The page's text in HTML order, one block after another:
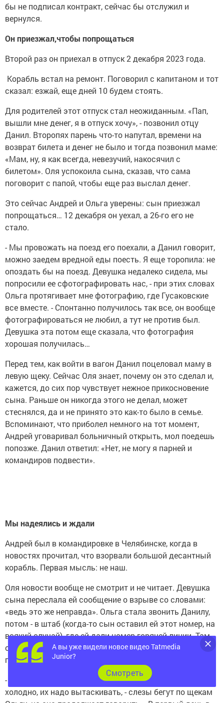
бы не подписал контракт, сейчас бы отслужил и
вернулся.
Он приезжал,чтобы попрощаться
Второй раз он приехал в отпуск 2 декабря 2023 года.
Корабль встал на ремонт. Поговорил с капитаном и тот
сказал: езжай, еще дней 10 будем стоять.
Для родителей этот отпуск стал неожиданным. «Пап,
вышли мне денег, я в отпуск хочу», - позвонил отцу
Данил. Второпях парень что-то напутал, времени на
возврат билета и денег не было и тогда позвонил маме:
«Мам, ну, я как всегда, невезучий, накосячил с
билетом». Оля успокоила сына, сказав, что сама
поговорит с папой, чтобы еще раз выслал денег.
Это сейчас Андрей и Ольга уверены: сын приезжал
попрощаться… 12 декабря он уехал, а 26-го его не
стало.
- Мы провожать на поезд его поехали, а Данил говорит,
можно заедем вредной еды поесть. Я еще торопила: не
опоздать бы на поезд. Девушка недалеко сидела, мы
попросили ее сфотографировать нас, - при этих словах
Ольга протягивает мне фотографию, где Гусаковские
все вместе. - Спонтанно получилось так все, он вообще
фотографироваться не любил, а тут не против был.
Девушка эта потом еще сказала, что фотография
хорошая получилась…
Перед тем, как войти в вагон Данил поцеловал маму в
левую щеку. Сейчас Оля знает, почему он это сделал и,
кажется, до сих пор чувствует нежное прикосновение
сына. Раньше он никогда этого не делал, может
стеснялся, да и не принято это как-то было в семье.
Вспоминают, что приболел немного на тот момент,
Андрей уговаривал больничный открыть, мол поедешь
попозже. Данил ответил: «Нет, не могу я парней и
командиров подвести».
Мы надеялись и ждали
Андрей был в командировке в Челябинске, когда в
новостях прочитал, что взорвали большой десантный
корабль. Первая мысль: не наш.
Оля новости вообще не смотрит и не читает. Девушка
сына переслала ей сообщение о взрыве со словами:
«ведь это же неправда». Ольга стала звонить Данилу,
потом - в штаб (когда-то сын оставил ей этот номер, на
всякий случай), где ей дали номер горячей линии. Там
ответили, что водолазы работают. Потом поиски
прекратились из-за шторма.
- В голове только одна мысль: они там в воде, им
холодно, их надо вытаскивать, - слезы бегут по щекам
А вы уже видели новое видео Tatmedia
Junior?
Cмотреть